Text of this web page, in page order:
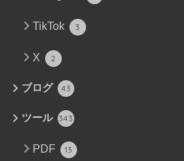
TikTok 3
X 2
ブログ 43
ツール 343
PDF 13